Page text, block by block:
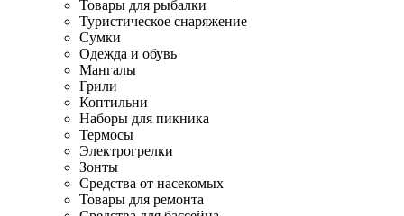
Товары для рыбалки
Туристическое снаряжение
Сумки
Одежда и обувь
Мангалы
Грили
Коптильни
Наборы для пикника
Термосы
Электрогрелки
Зонты
Средства от насекомых
Товары для ремонта